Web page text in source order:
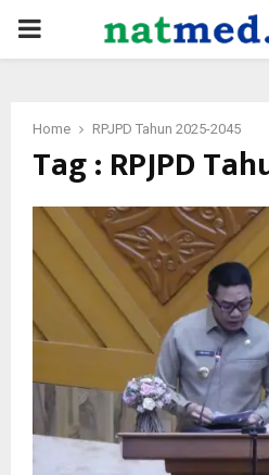
PRIMARY
Home RPJPD Tahun 2025-2045
Tag : RPJPD